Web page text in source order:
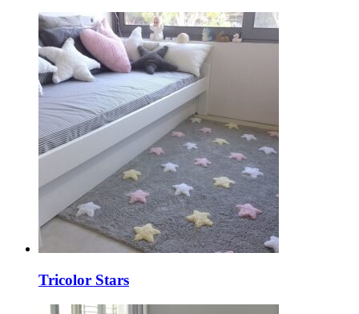
Tricolor Stars